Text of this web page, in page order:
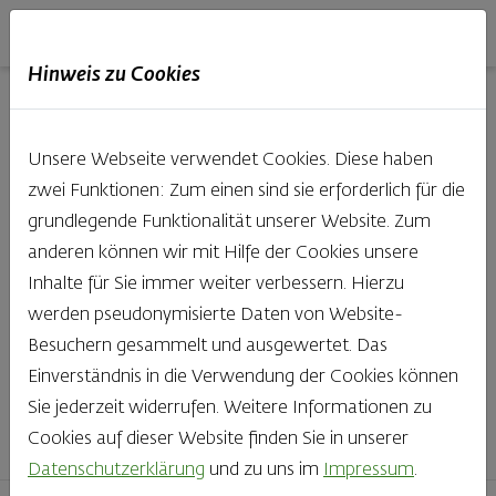
Backstube entdecken
Was gibt es Schöneres, als bei Brot & Gebäck die Qual
der Wahl zu haben? Noch dazu, wenn so großer Wert
auf den kleinen, feinen Unterschied gelegt wird, wie bei
Haubis. Beste Zutaten und Handwerk, das seinen
Namen auch verdient – das schmeckt man einfach!
Finden Sie Ihr Lieblingsprodukt
Hinweis zu Cookies
Unsere Webseite verwendet Cookies. Diese haben
zwei Funktionen: Zum einen sind sie erforderlich für die
grundlegende Funktionalität unserer Website. Zum
anderen können wir mit Hilfe der Cookies unsere
Inhalte für Sie immer weiter verbessern. Hierzu
werden pseudonymisierte Daten von Website-
Besuchern gesammelt und ausgewertet. Das
Einverständnis in die Verwendung der Cookies können
Sie jederzeit widerrufen. Weitere Informationen zu
Cookies auf dieser Website finden Sie in unserer
Datenschutzerklärung und zu uns im Impressum.